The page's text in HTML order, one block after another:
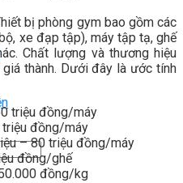
bị phòng gym bao gồm các
xe đạp tập), máy tập tạ, ghế
Chất lượng và thương hiệu
thành. Dưới đây là ước tính
triệu đồng/máy
đồng/máy
– 80 triệu đồng/máy
đồng/ghế
đồng/kg